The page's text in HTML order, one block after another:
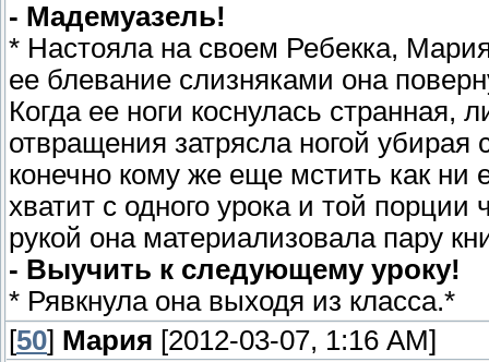
- Мадемуазель!
* Настояла на своем Ребекка,
ее блевание слизняками она
Когда ее ноги коснулась странная,
отвращения затрясла ногой
конечно кому же еще мстить как ни
хватит с одного урока и той
рукой она материализовала пару
- Выучить к следующему уроку!
* Рявкнула она выходя из класса.*
[50] Мария [2012-03-07, 1:16 AM]